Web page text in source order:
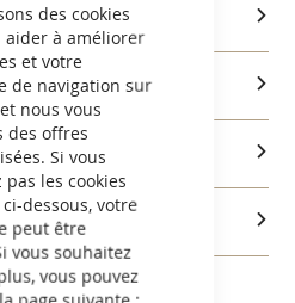
des cookies
aider à améliorer
et votre
de navigation sur
nous vous
des offres
Si vous
pas les cookies
dessous, votre
peut être
vous souhaitez
vous pouvez